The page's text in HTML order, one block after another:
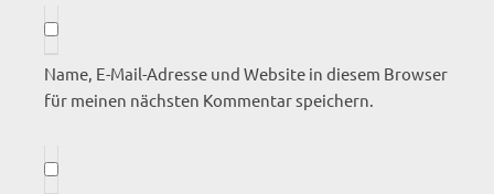
Name, E-Mail-Adresse und Website in diesem Browser
für meinen nächsten Kommentar speichern.